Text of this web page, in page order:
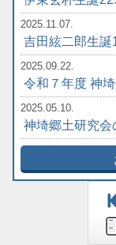
2025.11.07.
吉田絃二郎生誕
2025.09.22.
令和７年度 神
2025.05.10.
神埼郷土研究会